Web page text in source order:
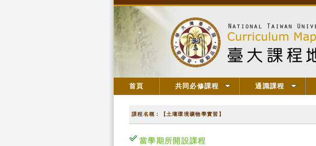
首頁 共同必修課程 通識課程
課程名稱：【土壤環境礦物學實習】
當學期所開設課程